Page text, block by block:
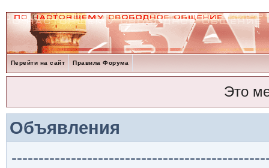
Перейти на сайт Правила Форума
Это
Объявления